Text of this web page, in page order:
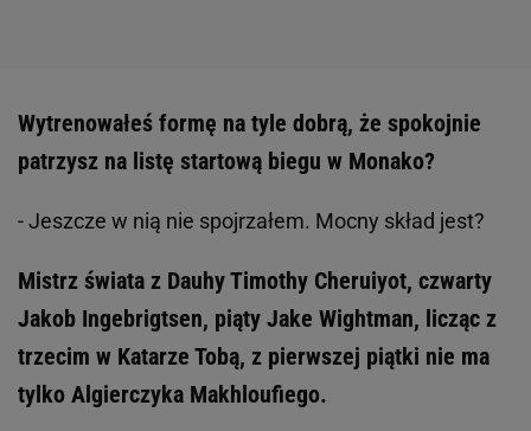
Wytrenowałeś formę na tyle dobrą, że spokojnie
patrzysz na listę startową biegu w Monako?
- Jeszcze w nią nie spojrzałem. Mocny skład jest?
Mistrz świata z Dauhy Timothy Cheruiyot, czwarty
Jakob Ingebrigtsen, piąty Jake Wightman, licząc z
trzecim w Katarze Tobą, z pierwszej piątki nie ma
tylko Algierczyka Makhloufiego.